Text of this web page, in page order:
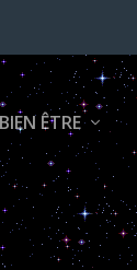
BIEN ÊTRE